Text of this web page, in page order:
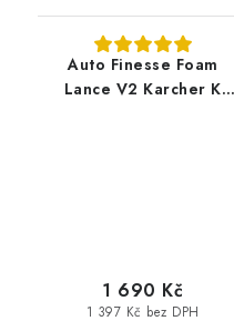
Auto Finesse Foam
Lance V2 Karcher K
1 397 Kč bez DPH
1 690 Kč